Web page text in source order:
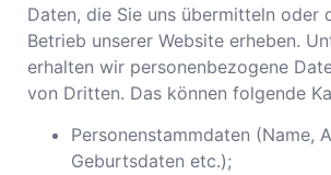
Daten, die Sie uns übermitteln oder
Betrieb unserer Website erheben.
erhalten wir personenbezogene
von Dritten. Das können folgende
Personenstammdaten (Name,
Geburtsdaten etc.);